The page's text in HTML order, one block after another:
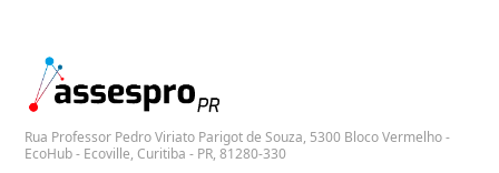
Rua Professor Pedro Viriato Parigot de Souza, 5300 Bloco Vermelho -
EcoHub - Ecoville, Curitiba - PR, 81280-330